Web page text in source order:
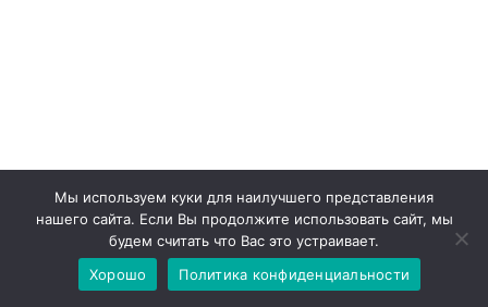
Свежие записи
Мы используем куки для наилучшего представления
нашего сайта. Если Вы продолжите использовать сайт, мы
будем считать что Вас это устраивает.
Хорошо
Политика конфиденциальности